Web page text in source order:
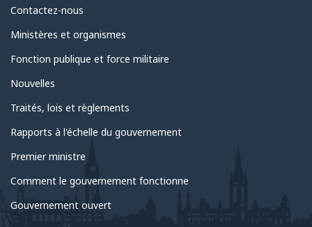
Au
sujet
du
gouvernement
Contactez-nous
Ministères et organismes
Fonction publique et force militaire
Nouvelles
Traités, lois et règlements
Rapports à l'échelle du gouvernement
Premier ministre
Comment le gouvernement fonctionne
Gouvernement ouvert